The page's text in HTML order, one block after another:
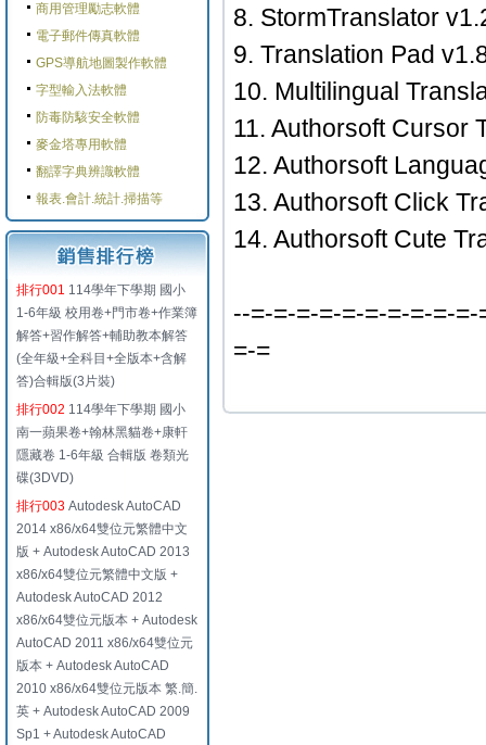
商用管理勵志軟體
電子郵件傳真軟體
GPS導航地圖製作軟體
字型輸入法軟體
防毒防駭安全軟體
麥金塔專用軟體
翻譯字典辨識軟體
報表.會計.統計.掃描等
排行001 114學年下學期 國小
1-6年級 校用卷+門市卷+作業簿
解答+習作解答+輔助教本解答
(全年級+全科目+全版本+含解
答)合輯版(3片裝)
排行002 114學年下學期 國小
南一蘋果卷+翰林黑貓卷+康軒
隱藏卷 1-6年級 合輯版 卷類光
碟(3DVD)
排行003 Autodesk AutoCAD
2014 x86/x64雙位元繁體中文
版 + Autodesk AutoCAD 2013
x86/x64雙位元繁體中文版 +
Autodesk AutoCAD 2012
x86/x64雙位元版本 + Autodesk
AutoCAD 2011 x86/x64雙位元
版本 + Autodesk AutoCAD
2010 x86/x64雙位元版本 繁.簡.
英 + Autodesk AutoCAD 2009
Sp1 + Autodesk AutoCAD
8. StormTranslator
9. Translation Pad
10. Multilingual
11. Authorsoft Cursor
12. Authorsoft
13. Authorsoft Click
14. Authorsoft Cute
--=-=-=-=-=-=-=-=-=-
=-=